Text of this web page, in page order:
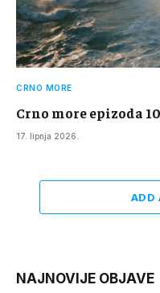
CRNO MORE
Crno more epizoda
17. lipnja 2026.
ADD
NAJNOVIJE OBJAVE